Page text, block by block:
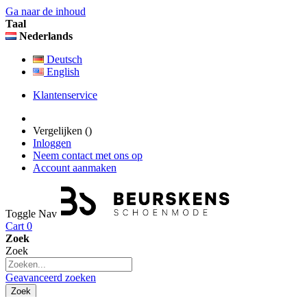
Ga naar de inhoud
Taal
Nederlands
Deutsch
English
Klantenservice
Vergelijken ()
Inloggen
Neem contact met ons op
Account aanmaken
Toggle Nav
Cart 0
Zoek
Zoek
Geavanceerd zoeken
Zoek